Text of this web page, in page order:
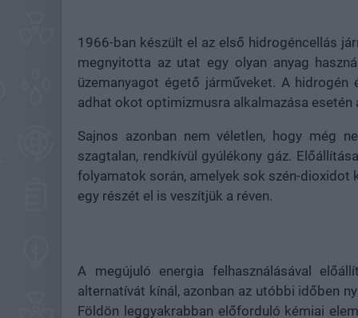
1966-ban készült el az első hidrogéncellás
megnyitotta az utat egy olyan anyag
üzemanyagot égető járműveket. A
adhat okot optimizmusra alkalmazása esetén
Sajnos azonban nem véletlen, hogy még
szagtalan, rendkívül gyúlékony gáz.
folyamatok során, amelyek sok szén-dioxidot
egy részét el is veszítjük a réven.
A megújuló energia felhasználásával
alternatívát kínál, azonban az utóbbi időben
Földön leggyakrabban előforduló kémiai